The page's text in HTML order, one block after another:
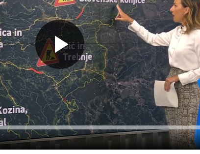
Predvajaj